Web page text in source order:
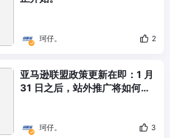
珂仔。 2
亚马逊联盟政策更新在即：1 月
31 日之后，站外推广将如何变
珂仔。 3